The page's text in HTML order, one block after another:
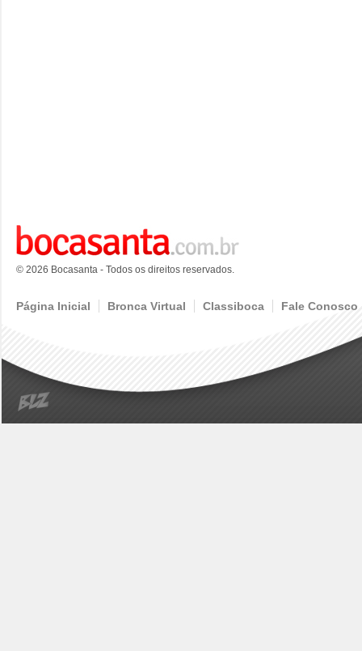
© 2026 Bocasanta - Todos os direitos reservados.
Página Inicial Bronca Virtual Classiboca Fale Conosco